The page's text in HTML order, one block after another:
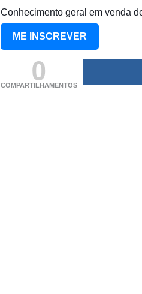
Conhecimento geral em venda
ME INSCREVER
0
COMPARTILHAMENTOS